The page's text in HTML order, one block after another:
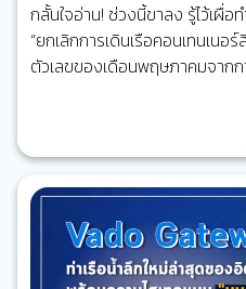
กลั้นใจอ่าน! ช่วงนี้ขาลง รู้ไว้เผื่อ
“ยกเลิกการเดินเรือคอนเทนเนอ
ตัวเลขของเดือนพฤษภาคมจากก
ในเส้นทางการค้าหลักทั้งหมด
บริษัท eeSea ซึ่งเป็นผู้ให้บริก
การติดตามข้อมูลแบบเรียลไท
ช่วงครึ่งปีแรกของปีนี้มีการยกเลิ
เที่ยวเรือที่ถูกยกเลิกถูกหยิบยกม
ที่ แต่ถ้าจะให้เข้าใจถึงผลกระท
จำนวนของตู้คอนเทนเนอร์ที่บ
กันและจำเป็นต้องดูแนวโน้มต่อไป